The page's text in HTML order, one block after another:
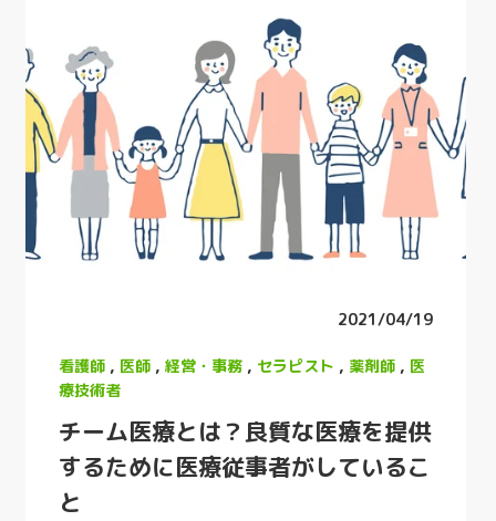
2021/04/19
看護師 , 医師 , 経営・事務 , セラピスト , 薬剤師 , 医
療技術者
チーム医療とは？良質な医療を提供
するために医療従事者がしているこ
と